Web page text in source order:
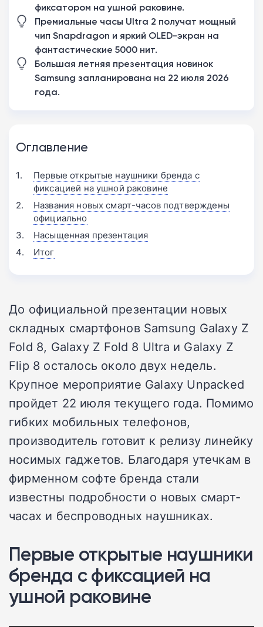
фиксатором на ушной раковине.
Премиальные часы Ultra 2 получат мощный
чип Snapdragon и яркий OLED-экран на
фантастические 5000 нит.
Большая летняя презентация новинок
Samsung запланирована на 22 июля 2026
года.
Оглавление
Первые открытые наушники бренда с
фиксацией на ушной раковине
Названия новых смарт-часов подтверждены
официально
Насыщенная презентация
Итог
До официальной презентации новых
складных смартфонов Samsung Galaxy Z
Fold 8, Galaxy Z Fold 8 Ultra и Galaxy Z
Flip 8 осталось около двух недель.
Крупное мероприятие Galaxy Unpacked
пройдет 22 июля текущего года. Помимо
гибких мобильных телефонов,
производитель готовит к релизу линейку
носимых гаджетов. Благодаря утечкам в
фирменном софте бренда стали
известны подробности о новых смарт-
часах и беспроводных наушниках.
Первые открытые наушники
бренда с фиксацией на
ушной раковине